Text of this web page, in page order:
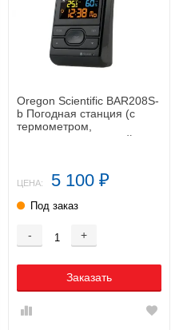
Oregon Scientific BAR208S-
b Погодная станция (с
термометром,
гигрометром, цветной
ЦЕНА: 5 100 ₽
Под заказ
- +
Заказать